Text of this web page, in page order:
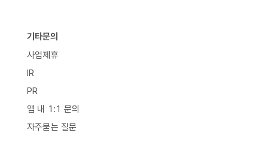
기타문의
사업제휴
IR
PR
앱 내 1:1 문의
자주묻는 질문